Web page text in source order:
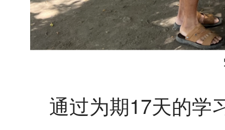
通过为期17天的学